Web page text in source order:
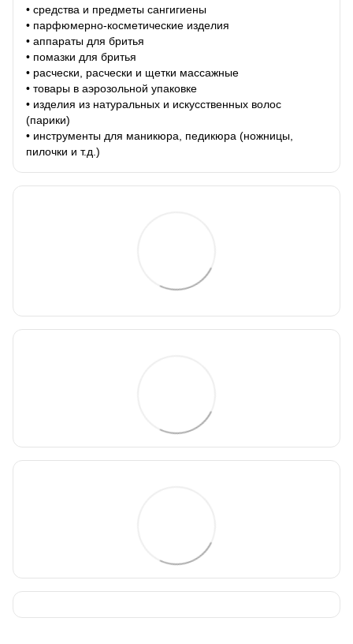
• средства и предметы сангигиены
• парфюмерно-косметические изделия
• аппараты для бритья
• помазки для бритья
• расчески, расчески и щетки массажные
• товары в аэрозольной упаковке
• изделия из натуральных и искусственных волос
(парики)
• инструменты для маникюра, педикюра (ножницы,
пилочки и т.д.)